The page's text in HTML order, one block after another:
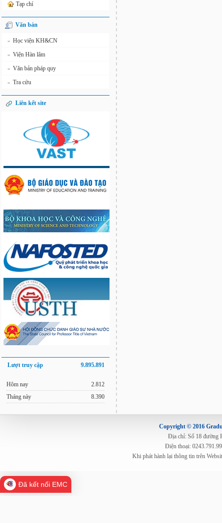
Tạp chí
Văn bản
» Học viện KH&CN
» Viện Hàn lâm
» Văn bản pháp quy
» Tra cứu
Liên kết site
Lượt truy cập 9.895.891
Hôm nay
Tháng này
2.812
8.390
Copyright © 2016
Địa chỉ: Số 18 đường
Điện thoại:
Khi phát hành lại thông tin trên
Đã kết nối EMC